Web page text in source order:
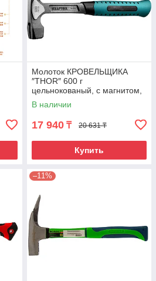
Молоток КРОВЕЛЬЩИКА
″THOR″ 600 г
цельнокованый, с магнитом,
KRAFTOOL 20181
В наличии
17 940 ₸ 20 631 ₸
Купить
–11%